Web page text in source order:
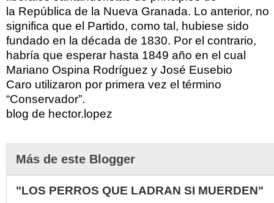
la República de la Nueva Granada. Lo anterior, no
significa que el Partido, como tal, hubiese sido
fundado en la década de 1830. Por el contrario,
habría que esperar hasta 1849 año en el cual
Mariano Ospina Rodríguez y José Eusebio
Caro utilizaron por primera vez el término
“Conservador”.
blog de hector.lopez
Más de este Blogger
"LOS PERROS QUE LADRAN SI MUERDEN"